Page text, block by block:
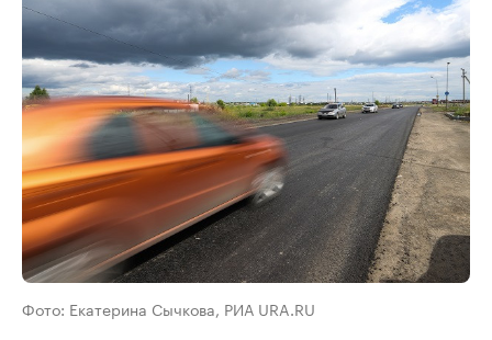
Фото: Екатерина Сычкова, РИА URA.RU